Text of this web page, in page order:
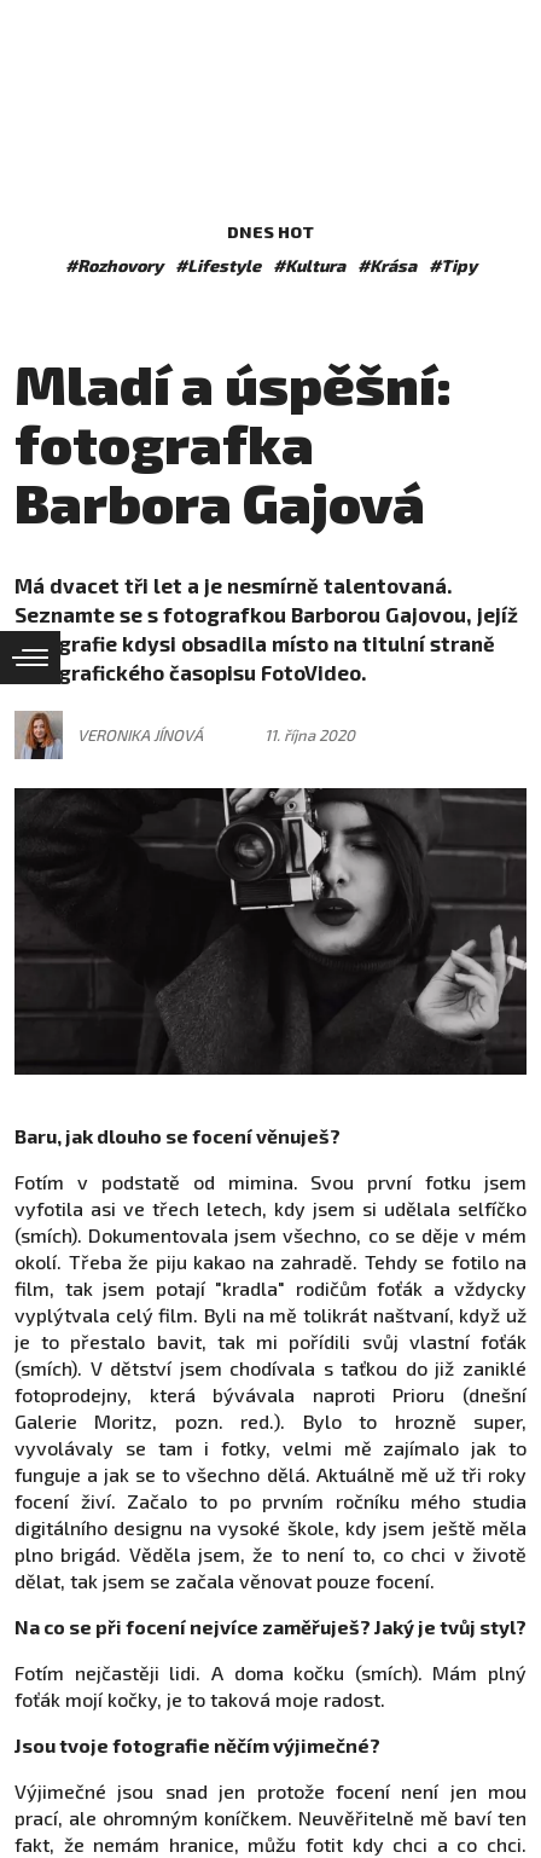
DNES HOT
#Rozhovory
#Lifestyle #Kultura #Krása #Tipy
Mladí a úspěšní:
fotografka
Barbora Gajová
Má dvacet tři let a je nesmírně talentovaná.
Seznamte se s fotografkou Barborou Gajovou, jejíž
fotografie kdysi obsadila místo na titulní straně
fotografického časopisu FotoVideo.
VERONIKA JÍNOVÁ 11. října 2020
Baru, jak dlouho se focení věnuješ?
Fotím v podstatě od mimina. Svou první fotku jsem
vyfotila asi ve třech letech, kdy jsem si udělala selfíčko
(smích). Dokumentovala jsem všechno, co se děje v mém
okolí. Třeba že piju kakao na zahradě. Tehdy se fotilo na
film, tak jsem potají "kradla" rodičům foťák a vždycky
vyplýtvala celý film. Byli na mě tolikrát naštvaní, když už
je to přestalo bavit, tak mi pořídili svůj vlastní foťák
(smích). V dětství jsem chodívala s taťkou do již zaniklé
fotoprodejny, která bývávala naproti Prioru (dnešní
Galerie Moritz, pozn. red.). Bylo to hrozně super,
vyvolávaly se tam i fotky, velmi mě zajímalo jak to
funguje a jak se to všechno dělá. Aktuálně mě už tři roky
focení živí. Začalo to po prvním ročníku mého studia
digitálního designu na vysoké škole, kdy jsem ještě měla
plno brigád. Věděla jsem, že to není to, co chci v životě
dělat, tak jsem se začala věnovat pouze focení.
Na co se při focení nejvíce zaměřuješ? Jaký je tvůj styl?
Fotím nejčastěji lidi. A doma kočku (smích). Mám plný
foťák mojí kočky, je to taková moje radost.
Jsou tvoje fotografie něčím výjimečné?
Výjimečné jsou snad jen protože focení není jen mou
prací, ale ohromným koníčkem. Neuvěřitelně mě baví ten
fakt, že nemám hranice, můžu fotit kdy chci a co chci.